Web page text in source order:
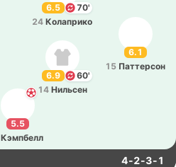
5.5
Кэ­мпбелл
6.9
60'
14 Ни­льсен
6.1
15 Па­тте­рсон
6.5
70'
24 Ко­ла­при­ко
4-2-3-1